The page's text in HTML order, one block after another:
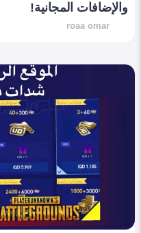
والإضافات المجانية!
roaa omar